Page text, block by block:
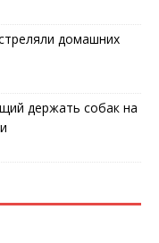
домашних
держать собак на